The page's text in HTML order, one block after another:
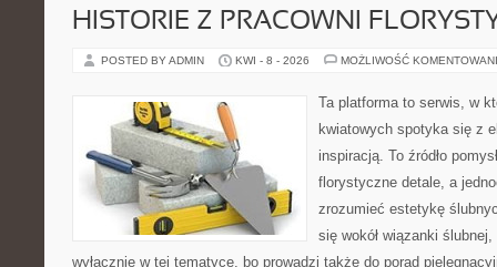
HISTORIE Z PRACOWNI
POSTED BY ADMIN KWI - 8 - 2026 MOŻLIWOŚĆ
Ta platforma to serwis, w
kwiatowych spotyka się z
inspiracją. To źródło
florystyczne detale, a
zrozumieć estetykę
się wokół wiązanki
wyłącznie w tej tematyce, bo prowadzi także do porad